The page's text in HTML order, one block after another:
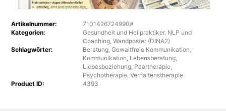
bis
15,00 €
Dieses
weist
mehrere
Varianten
auf.
Die
Optionen
Artikelnummer:
7101426724990#
Kategorien:
Gesundheit und Heilpraktiker, NLP und
Coaching, Wandposter (DINA2)
Schlagwörter:
Beratung, Gewaltfreie Kommunikation
Kommunikation Lebensberatung,
Liebesbeziehung, Paartherapie,
Psychotherapie, Verhaltenstherapie
Product ID:
4393